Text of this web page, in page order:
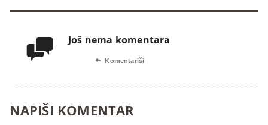
 Još nema komentara
 Komentariši
NAPIŠI KOMENTAR